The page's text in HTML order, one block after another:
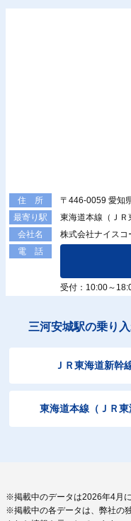
住 所
〒446-0059 愛知
最寄り駅
東海道本線（Ｊ
会社名
株式会社ナイスコ
電 話
受付：10:00～
三河安城駅の乗り
ＪＲ東海道新幹
東海道本線（ＪＲ
※掲載中のデータは2026年4月
※掲載中の各データは、弊社の